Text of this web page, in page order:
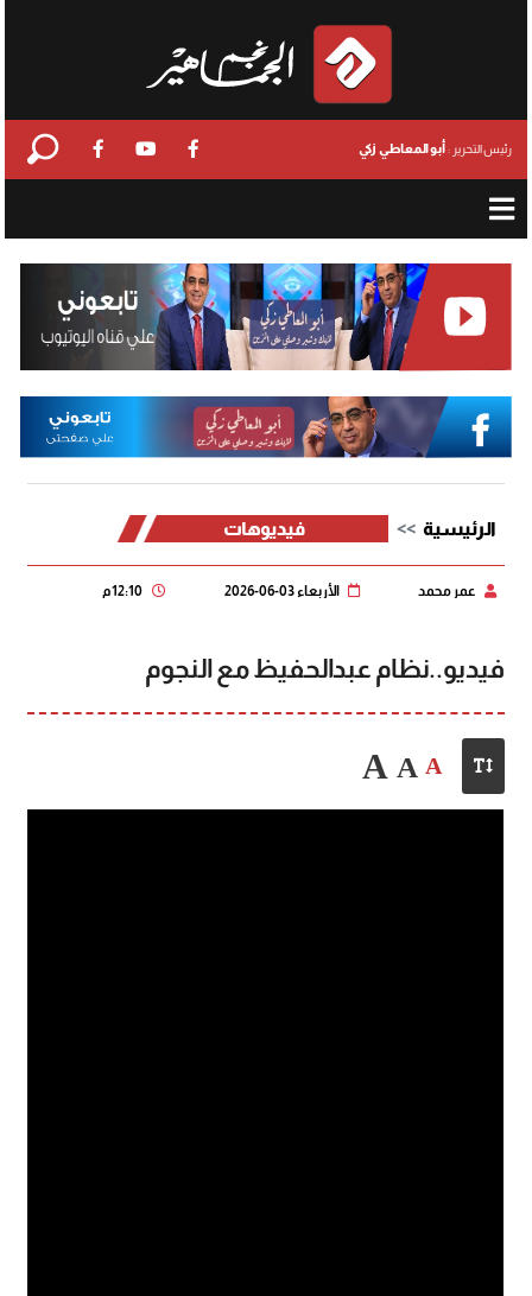
رئيس التحرير : أبو المعاطي زكي
الرئيسية فيديوهات
عمر محمد الأربعاء 03-06-2026 12:10 م
فيديو..نظام عبدالحفيظ مع النجوم
A
A
A